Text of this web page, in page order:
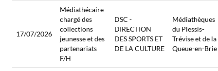
17/07/2026
Médiathécaire
chargé des
collections
jeunesse et des
partenariats
F/H
DSC -
DIRECTION
DES SPORTS ET
DE LA CULTURE
Médiathèques
du Plessis-
Trévise et de la
Queue-en-Brie